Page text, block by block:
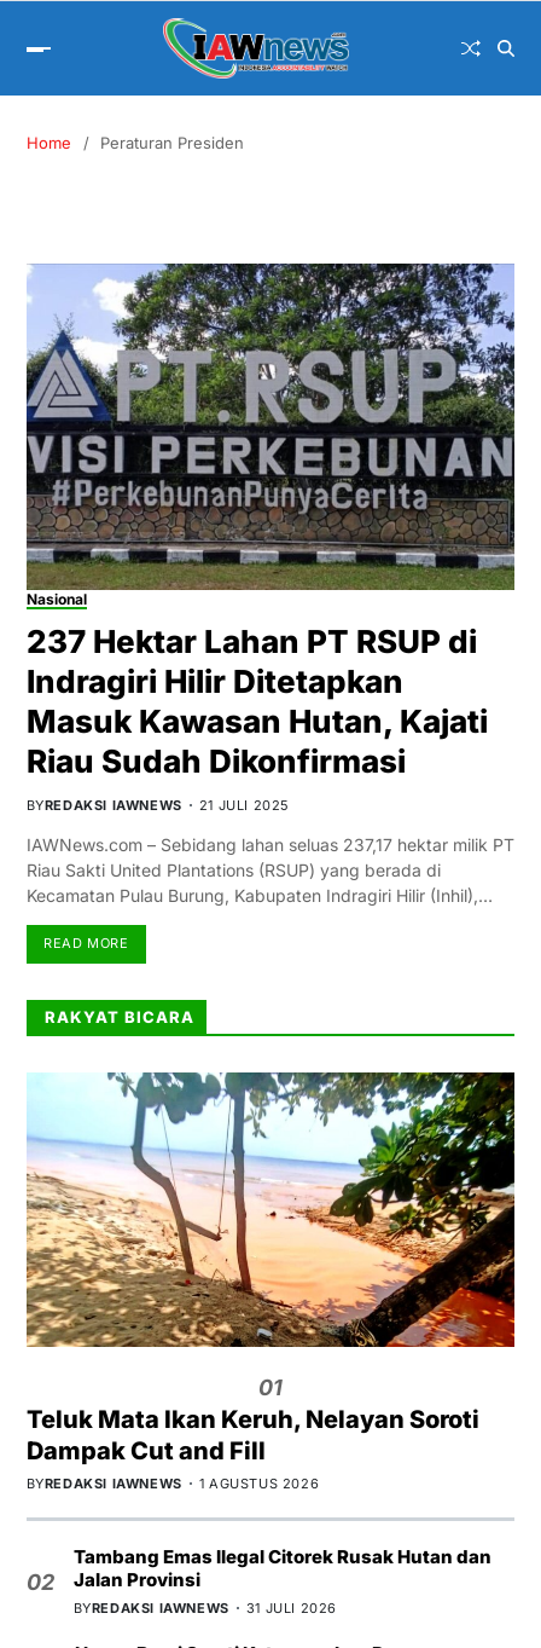
Home Peraturan Presiden
Nasional
237 Hektar Lahan PT RSUP di
Indragiri Hilir Ditetapkan
Masuk Kawasan Hutan, Kajati
Riau Sudah Dikonfirmasi
BYREDAKSI IAWNEWS 21 JULI 2025
IAWNews.com – Sebidang lahan seluas 237,17 hektar milik PT
Riau Sakti United Plantations (RSUP) yang berada di
Kecamatan Pulau Burung, Kabupaten Indragiri Hilir (Inhil),…
READ MORE
RAKYAT BICARA
01
Teluk Mata Ikan Keruh, Nelayan Soroti
Dampak Cut and Fill
BYREDAKSI IAWNEWS 1 AGUSTUS 2026
02
Tambang Emas Ilegal Citorek Rusak Hutan dan
Jalan Provinsi
BYREDAKSI IAWNEWS 31 JULI 2026